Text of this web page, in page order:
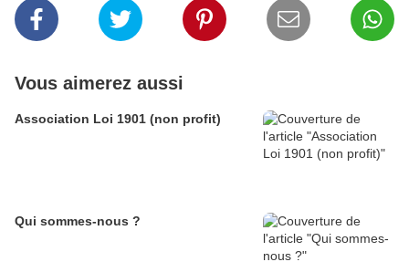
Vous aimerez aussi
Association Loi 1901 (non profit)
Qui sommes-nous ?